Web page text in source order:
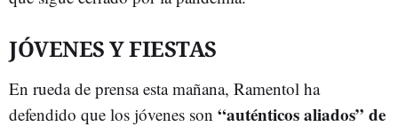
JÓVENES Y FIESTAS
En rueda de prensa esta mañana, Ramentol ha
defendido que los jóvenes son “auténticos aliados” de